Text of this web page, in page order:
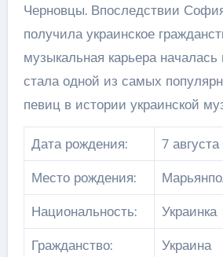
Черновцы. Впоследствии
получила украинское
музыкальная карьера началась
стала одной из самых
певиц в истории украинской
Дата рождения:
7
Место рождения:
Национальность:
Украинка
Гражданство:
Украина